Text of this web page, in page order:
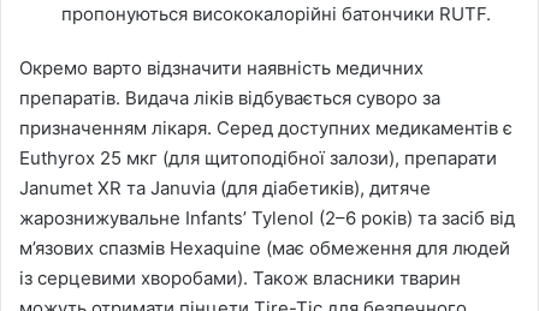
пропонуються висококалорійні батончики RUTF.
Окремо варто відзначити наявність медичних
препаратів. Видача ліків відбувається суворо за
призначенням лікаря. Серед доступних медикаментів є
Euthyrox 25 мкг (для щитоподібної залози), препарати
Janumet XR та Januvia (для діабетиків), дитяче
жарознижувальне Infants’ Tylenol (2–6 років) та засіб від
м’язових спазмів Hexaquine (має обмеження для людей
із серцевими хворобами). Також власники тварин